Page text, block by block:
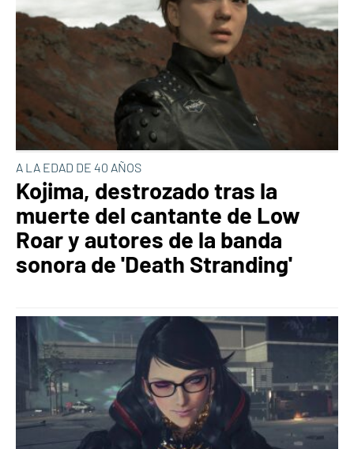
A LA EDAD DE 40 AÑOS
Kojima, destrozado tras la
muerte del cantante de Low
Roar y autores de la banda
sonora de 'Death Stranding'